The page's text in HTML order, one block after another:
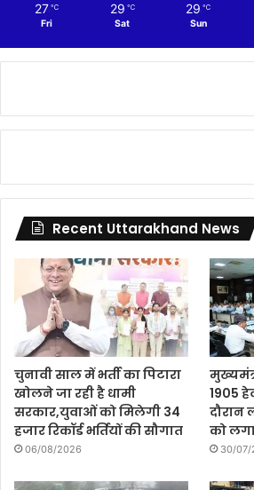
27 ℃
Fri
29 ℃
Sat
29 ℃
Sun
Recent Uttarakhand News
चुनावी साल में भर्ती का पिटारा
खोलने जा रही है धामी
सरकार,युवाओं को मिलेगी 34
हजार रिकॉर्ड भर्तियों की सौगात
06/08/2026
1905
दौरान
को
30/07/